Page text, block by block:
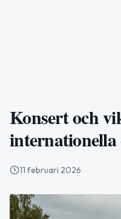
Konsert och
11 februari 2026